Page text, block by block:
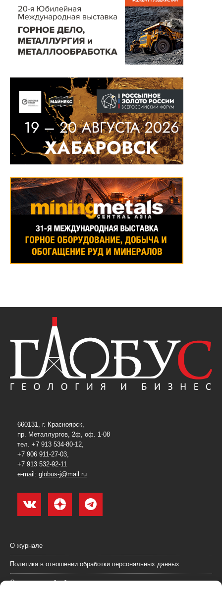
660131, г. Красноярск,
пр. Металлургов, 2ф, оф. 1-08
тел. +7 913 534-80-12,
+7 906 911-27-03,
+7 913 532-92-11
e-mail: globus-j@mail.ru
О журнале
Политика в отношении обработки персональных данных
Согласие на обработку персональных данных